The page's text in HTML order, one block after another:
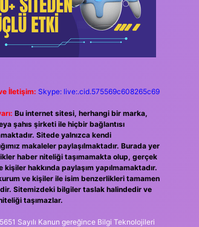
İletişim: Skype: live:.cid.575569c608265c69
Bu internet sitesi, herhangi bir marka,
şahıs şirketi ile hiçbir bağlantısı
Sitede yalnızca kendi
makaleler paylaşılmaktadır. Burada yer
haber niteliği taşımamakta olup, gerçek
kişiler hakkında paylaşım yapılmamaktadır.
ve kişiler ile isim benzerlikleri tamamen
Sitemizdeki bilgiler taslak halindedir ve
taşımazlar.
Sayılı Kanun gereğince Bilgi Teknolojileri